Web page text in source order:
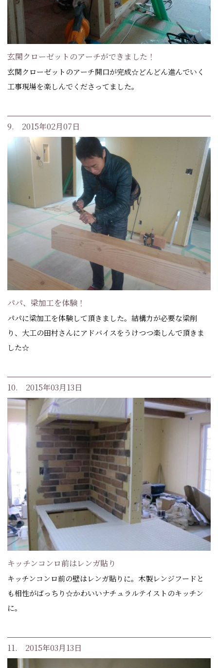
玄関クローゼットのアーチができました！
玄関クローゼットのアーチ開口が完成☆どんどん進んでいく
工事現場を楽しんでくださってました。
9. 2015年02月07日
パパ、梁加工を体験！
パパに梁加工を体験して頂きました。結構力が必要な梁削
り、大工の田村さんにアドバイスをうけつつ楽しんで頂きま
した☆
10. 2015年03月13日
キッチンコンロ前はレンガ貼り
キッチンコンロ前の壁はレンガ貼りに。木製レンジフードと
も相性がばっちり☆かわいいナチュラルテイストのキッチン
に。
11. 2015年03月13日